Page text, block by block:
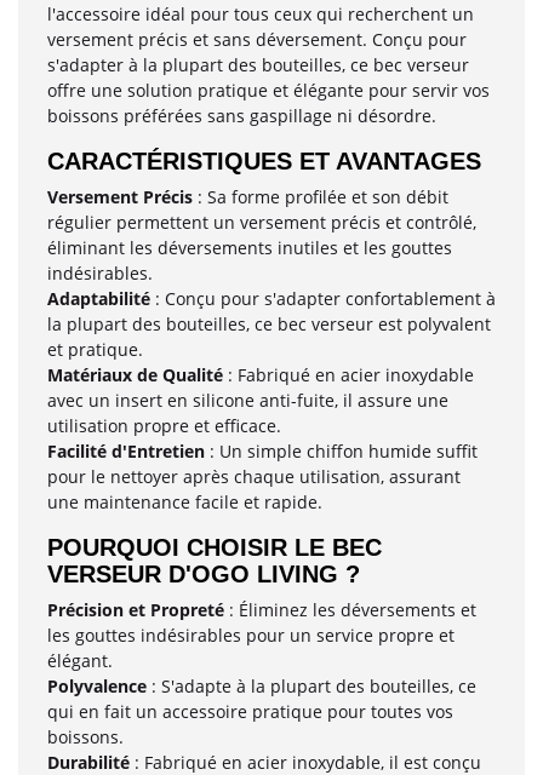
l'accessoire idéal pour tous ceux qui recherchent un
versement précis et sans déversement. Conçu pour
s'adapter à la plupart des bouteilles, ce bec verseur
offre une solution pratique et élégante pour servir vos
boissons préférées sans gaspillage ni désordre.
CARACTÉRISTIQUES ET AVANTAGES
Versement Précis : Sa forme profilée et son débit
régulier permettent un versement précis et contrôlé,
éliminant les déversements inutiles et les gouttes
indésirables.
Adaptabilité : Conçu pour s'adapter confortablement à
la plupart des bouteilles, ce bec verseur est polyvalent
et pratique.
Matériaux de Qualité : Fabriqué en acier inoxydable
avec un insert en silicone anti-fuite, il assure une
utilisation propre et efficace.
Facilité d'Entretien : Un simple chiffon humide suffit
pour le nettoyer après chaque utilisation, assurant
une maintenance facile et rapide.
POURQUOI CHOISIR LE BEC
VERSEUR D'OGO LIVING ?
Précision et Propreté : Éliminez les déversements et
les gouttes indésirables pour un service propre et
élégant.
Polyvalence : S'adapte à la plupart des bouteilles, ce
qui en fait un accessoire pratique pour toutes vos
boissons.
Durabilité : Fabriqué en acier inoxydable, il est conçu